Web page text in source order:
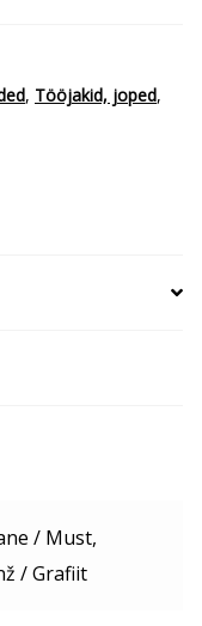
, Tööjakid, joped,
/ Must,
/ Grafiit